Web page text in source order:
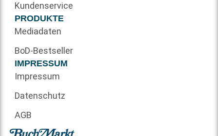
Kundenservice
PRODUKTE
Mediadaten
BoD-Bestseller
IMPRESSUM
Impressum
Datenschutz
AGB